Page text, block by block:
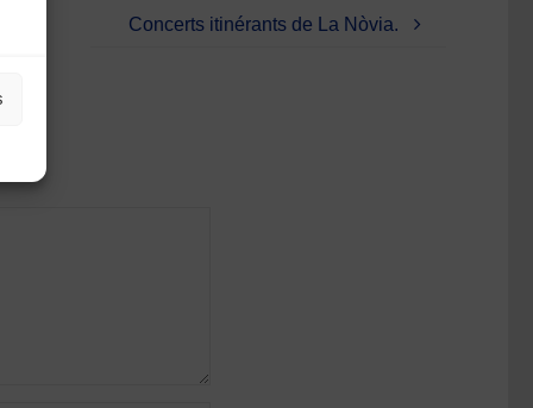
Concerts itinérants de La Nòvia.